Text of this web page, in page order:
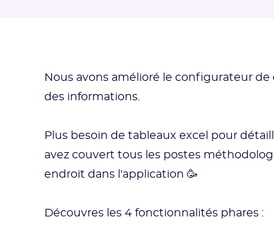
Nous avons amélioré le configurateur
des informations.
Plus besoin de tableaux excel pour
avez couvert tous les postes
endroit dans l'application 🥳
Découvres les 4 fonctionnalités phares :